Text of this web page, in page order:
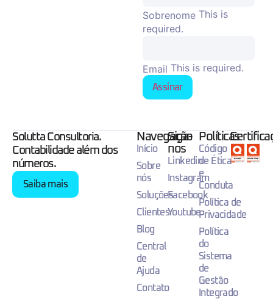
Sobrenome This is
required.
Email This is required.
Assinar
Solutta Consultoria.
Contabilidade além dos
números.
Saiba mais
Navegação
Início
Sobre
nós
Soluções
Clientes
Blog
Central
de
Ajuda
Contato
Siga-
nos
Linkedin
Instagram
Facebook
Youtube
Políticas
Código
de Ética
e
Conduta
Política de
Privacidade
Política
do
Sistema
de
Gestão
Integrado